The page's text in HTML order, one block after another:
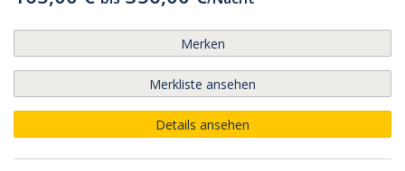
Merken
Merkliste ansehen
Details ansehen